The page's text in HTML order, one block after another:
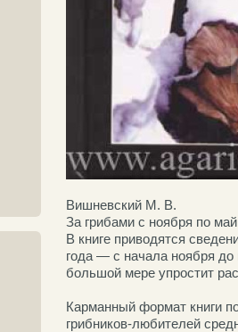
Вишневский М. В.
За грибами с ноября по май
В книге приводятся
года — с начала ноября
большой мере упростит
Карманный формат книги
грибников-любителей